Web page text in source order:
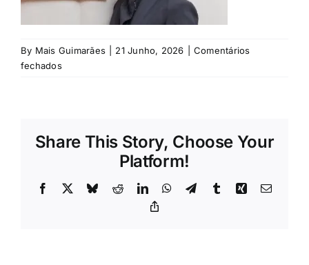
Rubricas
Jornal
By Mais Guimarães 21 Junho, 2026
Comentários
fechadosem
Share This Story, Choose Your
Platform!
Facebook BlueskyRedditLinkedInWhatsApp
TelegramTumblrXing Email